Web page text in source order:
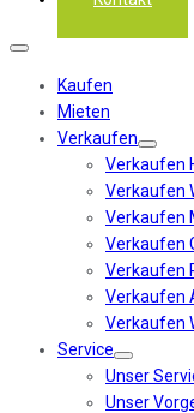
Kaufen
Mieten
Verkaufen
Verkaufen
Verkaufen
Verkaufen
Verkaufen
Verkaufen
Verkaufen
Verkaufen
Service
Unser
Unser